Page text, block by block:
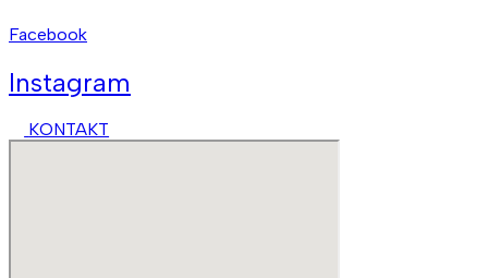
Facebook
Instagram
KONTAKT